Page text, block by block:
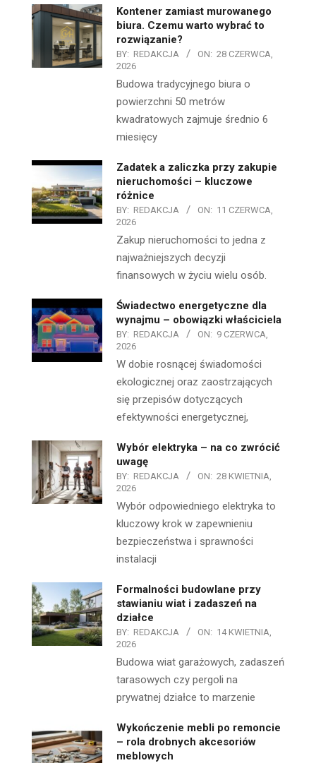
Kontener zamiast murowanego
biura. Czemu warto wybrać to
rozwiązanie?
BY: REDAKCJA ON: 28 CZERWCA,
2026
Budowa tradycyjnego biura o
powierzchni 50 metrów
kwadratowych zajmuje średnio 6
miesięcy
Zadatek a zaliczka przy zakupie
nieruchomości – kluczowe
różnice
BY: REDAKCJA ON: 11 CZERWCA,
2026
Zakup nieruchomości to jedna z
najważniejszych decyzji
finansowych w życiu wielu osób.
Świadectwo energetyczne dla
wynajmu – obowiązki właściciela
BY: REDAKCJA ON: 9 CZERWCA,
2026
W dobie rosnącej świadomości
ekologicznej oraz zaostrzających
się przepisów dotyczących
efektywności energetycznej,
Wybór elektryka – na co zwrócić
uwagę
BY: REDAKCJA ON: 28 KWIETNIA,
2026
Wybór odpowiedniego elektryka to
kluczowy krok w zapewnieniu
bezpieczeństwa i sprawności
instalacji
Formalności budowlane przy
stawianiu wiat i zadaszeń na
działce
BY: REDAKCJA ON: 14 KWIETNIA,
2026
Budowa wiat garażowych, zadaszeń
tarasowych czy pergoli na
prywatnej działce to marzenie
Wykończenie mebli po remoncie
– rola drobnych akcesoriów
meblowych